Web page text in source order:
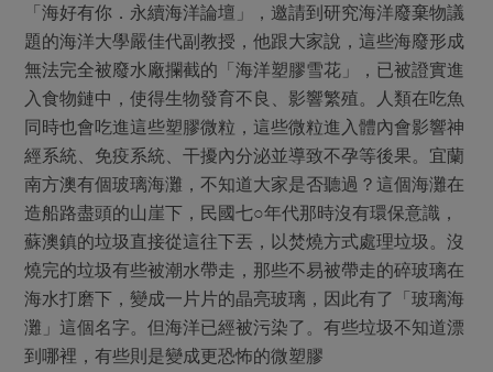
樂齡友善
活動報下載
「海好有你．永續海洋論壇」，邀請到研究海洋廢棄物議
題的海洋大學嚴佳代副教授，他跟大家說，這些海廢形成
無法完全被廢水廠攔截的「海洋塑膠雪花」，已被證實進
入食物鏈中，使得生物發育不良、影響繁殖。人類在吃魚
同時也會吃進這些塑膠微粒，這些微粒進入體內會影響神
經系統、免疫系統、干擾內分泌並導致不孕等後果。宜蘭
南方澳有個玻璃海灘，不知道大家是否聽過？這個海灘在
造船路盡頭的山崖下，民國七○年代那時沒有環保意識，
蘇澳鎮的垃圾直接從這往下丟，以焚燒方式處理垃圾。沒
燒完的垃圾有些被潮水帶走，那些不易被帶走的碎玻璃在
海水打磨下，變成一片片的晶亮玻璃，因此有了「玻璃海
灘」這個名字。但海洋已經被污染了。有些垃圾不知道漂
到哪裡，有些則是變成更恐怖的微塑膠